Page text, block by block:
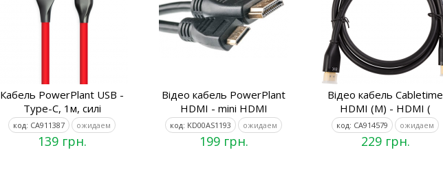
Кабель PowerPlant USB -
Type-C, 1м, силі
код: CA911387 ожидаем
139 грн.
Відео кабель PowerPlant
HDMI - mini HDMI
код: KD00AS1193 ожидаем
199 грн.
Відео кабель Cabletime
HDMI (M) - HDMI (
код: CA914579 ожидаем
229 грн.